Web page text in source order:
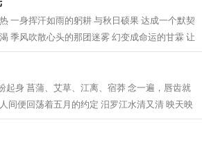
一身挥汗如雨的躬耕 与秋日硕果 达成一个默契
季风吹散心头的那团迷雾 幻变成命运的甘霖 让
转...
起身 菖蒲、艾草、江离、宿莽 念一遍，唇齿就
间便回荡着五月的约定 汨罗江水清又清 映天映
渔父的...